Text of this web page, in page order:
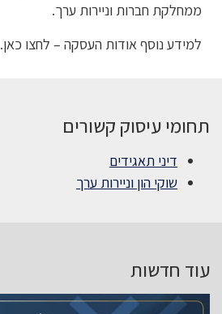
ממחלקת חברות וניירות ערך.
למידע נוסף אודות העסקה – לחצו כאן.
תחומי עיסוק קשורים
דיני תאגידים
שוקי הון וניירות ערך
עוד חדשות